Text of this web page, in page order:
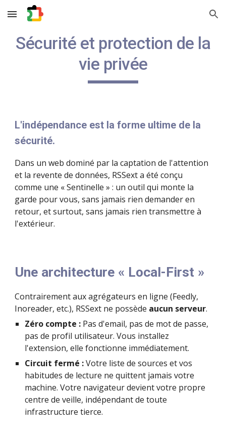
Skip to main content Skip to navigation
Sécurité et protection de la
vie privée
L'indépendance est la forme ultime de la
sécurité.
Dans un web dominé par la captation de l'attention
et la revente de données, RSSext a été conçu
comme une « Sentinelle » : un outil qui monte la
garde pour vous, sans jamais rien demander en
retour, et surtout, sans jamais rien transmettre à
l'extérieur.
Une architecture « Local-First »
Contrairement aux agrégateurs en ligne (Feedly,
Inoreader, etc.), RSSext ne possède aucun serveur.
Zéro compte : Pas d'email, pas de mot de passe,
pas de profil utilisateur. Vous installez
l'extension, elle fonctionne immédiatement.
Circuit fermé :Votre liste de sources et vos
habitudes de lecture ne quittent jamais votre
machine. Votre navigateur devient votre propre
centre de veille, indépendant de toute
infrastructure tierce.